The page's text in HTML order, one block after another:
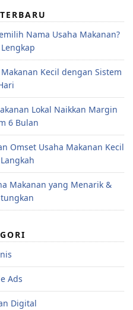
Nama Usaha Makanan?
Kecil dengan Sistem
Lokal Naikkan Margin
6 Bulan
Omset Usaha Makanan Kecil
Makanan yang Menarik &
Ads
Digital